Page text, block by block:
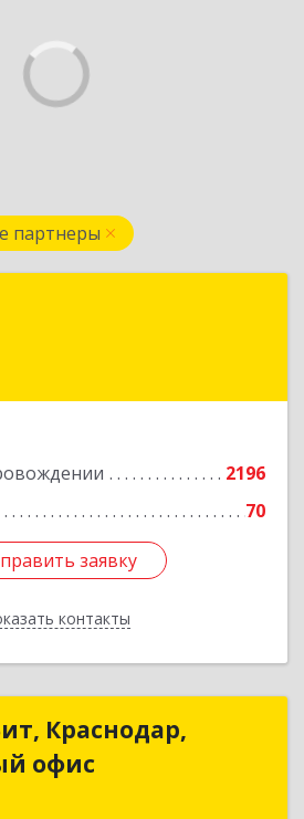
партнеры
2196
70
заявку
контакты
край, Краснодар г,
заявку
Назад
Краснодар,
офис
Бит, Краснодар,
Центральный офис